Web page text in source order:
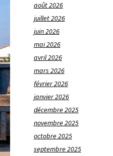
août 2026
juillet 2026
juin 2026
mai 2026
avril 2026
mars 2026
février 2026
janvier 2026
décembre 2025
novembre 2025
octobre 2025
septembre 2025